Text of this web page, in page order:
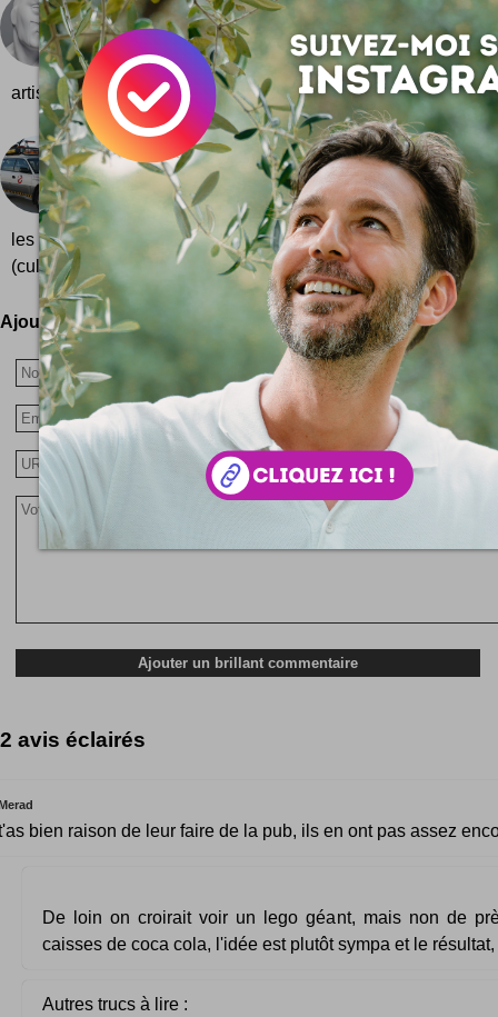
Héros modernes
Il y a des icônes de nos sociétés modernes qui
statue ... non ? En tous cas c'est là l'idée de
artiste italien Mauro Perucchetti qui s'est malicieusement...
Ectomobile : Ghostbusters
Les fans de Ghostbusters vont adorer cette
Ecto 1 plus connue sous le nom d'Ectomobile ...
les courbes ont fondus, mais l'esprit est là ! On
(culte) du modèle original, celle du film Ghostbusters ... Et
Ajoutez votre avis !
2 avis éclairés
bien raison de leur faire de la pub, ils en ont pas assez
De loin on croirait voir un lego géant, mais non de
caisses de coca cola, l'idée est plutôt sympa et le
Autres trucs à lire :